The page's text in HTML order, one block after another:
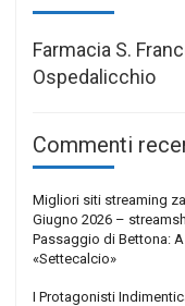
Farmacia S.
Ospedalicchio
Commenti
Migliori siti streaming
Giugno 2026 –
Passaggio di Bettona:
«Settecalcio»
I Protagonisti